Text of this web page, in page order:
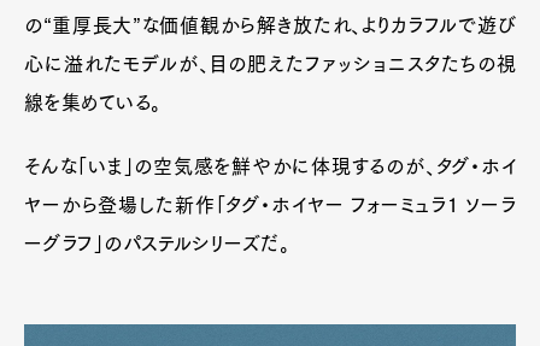
の“重厚長大”な価値観から解き放たれ、よりカラフルで遊び
心に溢れたモデルが、目の肥えたファッショニスタたちの視
線を集めている。
そんな「いま」の空気感を鮮やかに体現するのが、タグ・ホイ
ヤーから登場した新作「タグ・ホイヤー フォーミュラ1 ソーラ
ーグラフ」のパステルシリーズだ。